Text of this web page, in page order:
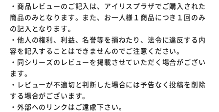
・商品レビューのご記入は、アイリスプラザでご購入された
商品のみとなります。また、お一人様１商品につき１回のみ
の記入となります。
・他人の権利、利益、名誉等を損ねたり、法令に違反する内
容を記入することはできませんのでご注意ください。
・同シリーズのレビューを掲載させていただく場合がござい
ます。
・レビューが不適切と判断した場合には予告なく投稿を削除
する場合がございます。
・外部へのリンクはご遠慮下さい。